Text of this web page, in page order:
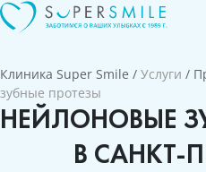
Клиника Super Smile / Услуги /
зубные протезы
НЕЙЛОНОВЫЕ
В САНКТ-